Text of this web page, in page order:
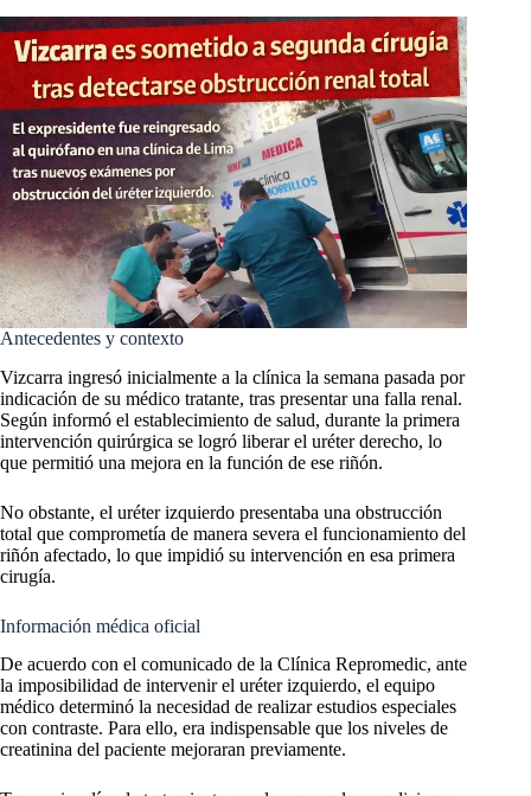
Antecedentes y contexto
Vizcarra ingresó inicialmente a la clínica la semana pasada por
indicación de su médico tratante, tras presentar una falla renal.
Según informó el establecimiento de salud, durante la primera
intervención quirúrgica se logró liberar el uréter derecho, lo
que permitió una mejora en la función de ese riñón.
No obstante, el uréter izquierdo presentaba una obstrucción
total que comprometía de manera severa el funcionamiento del
riñón afectado, lo que impidió su intervención en esa primera
cirugía.
Información médica oficial
De acuerdo con el comunicado de la Clínica Repromedic, ante
la imposibilidad de intervenir el uréter izquierdo, el equipo
médico determinó la necesidad de realizar estudios especiales
con contraste. Para ello, era indispensable que los niveles de
creatinina del paciente mejoraran previamente.